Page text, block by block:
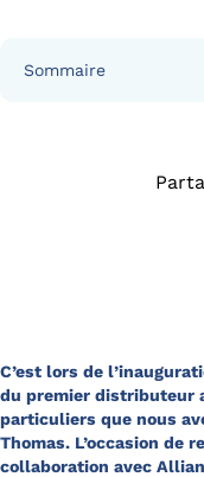
Sommaire
C’est lors de
du premier distributeur
particuliers que nous
Thomas. L’occasion de
collaboration avec